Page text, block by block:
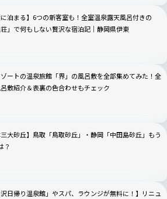
に泊まる】6つの新客室も！全室温泉露天風呂付きの
荘」で何もしない贅沢な宿泊記｜静岡県伊東
ートの温泉旅館「界」の風呂敷を全部集めてみた！全
敷紹介＆表裏の色合わせもチェック
三大砂丘】鳥取「鳥取砂丘」・静岡「中田島砂丘」もう
？
沢日帰り温泉館」やスパ、ラウンジが無料に！】リニュ